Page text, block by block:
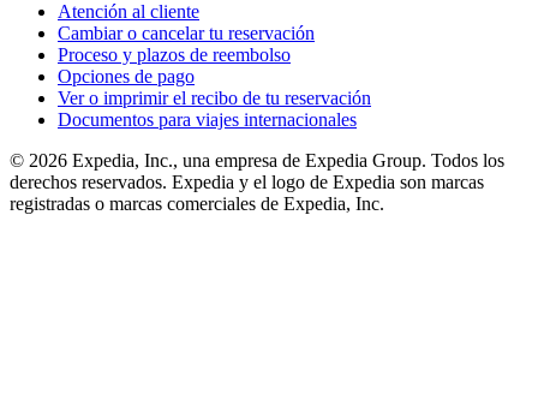
Atención al cliente
Cambiar o cancelar tu reservación
Proceso y plazos de reembolso
Opciones de pago
Ver o imprimir el recibo de tu reservación
Documentos para viajes internacionales
© 2026 Expedia, Inc., una empresa de Expedia Group. Todos los
derechos reservados. Expedia y el logo de Expedia son marcas
registradas o marcas comerciales de Expedia, Inc.